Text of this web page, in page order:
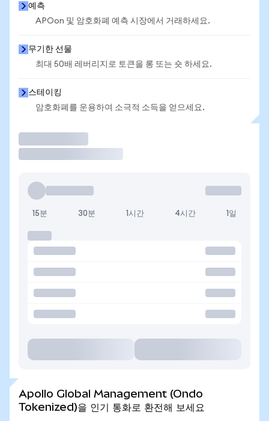
예측
APOon 및 암호화폐 예측 시장에서 거래하세요.
무기한 선물
최대 50배 레버리지로 토큰을 롱 또는 숏 하세요.
스테이킹
암호화폐를 운용하여 소극적 소득을 얻으세요.
15분 30분 1시간 4시간 1일
Apollo Global Management (Ondo
Tokenized)을 인기 통화로 환전해 보세요